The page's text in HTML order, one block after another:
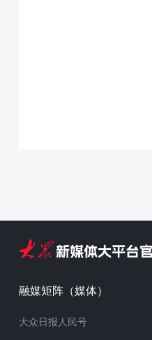
融媒矩阵（媒体）
大众日报人民号